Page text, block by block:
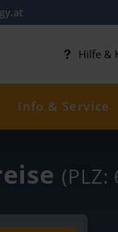
Hilfe &
Info & Service
(PLZ: